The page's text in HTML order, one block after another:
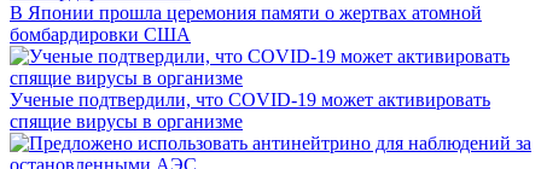
В Японии прошла церемония памяти о жертвах атомной
бомбардировки США
Ученые подтвердили, что COVID-19 может активировать
спящие вирусы в организме